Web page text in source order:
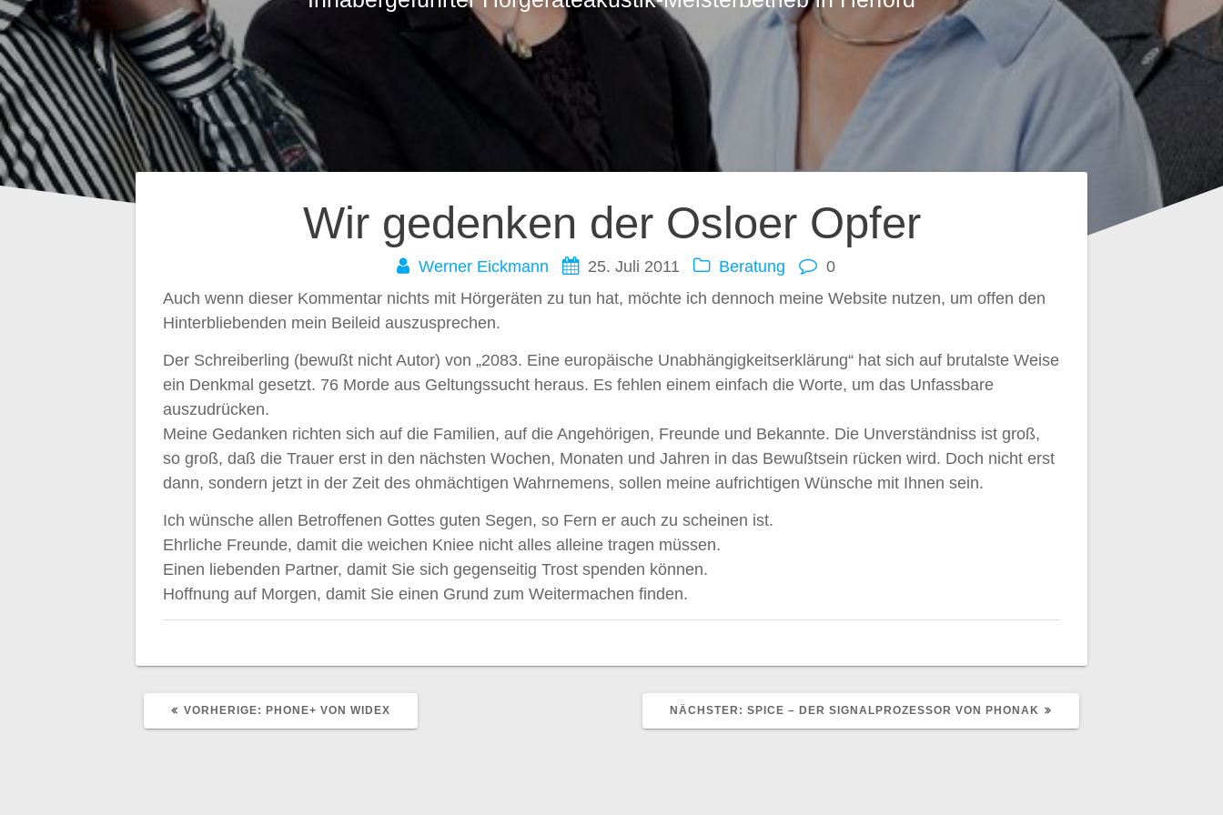
Wir gedenken der Osloer Opfer
Werner Eickmann 25. Juli 2011 Beratung
0
Auch wenn dieser Kommentar nichts mit Hörgeräten zu tun hat, möchte ich dennoch meine Website nutzen, um offen den
Hinterbliebenden mein Beileid auszusprechen.
Der Schreiberling (bewußt nicht Autor) von „2083. Eine europäische Unabhängigkeitserklärung“ hat sich auf brutalste Weise
ein Denkmal gesetzt. 76 Morde aus Geltungssucht heraus. Es fehlen einem einfach die Worte, um das Unfassbare
auszudrücken.
Meine Gedanken richten sich auf die Familien, auf die Angehörigen, Freunde und Bekannte. Die Unverständniss ist groß,
so groß, daß die Trauer erst in den nächsten Wochen, Monaten und Jahren in das Bewußtsein rücken wird. Doch nicht erst
dann, sondern jetzt in der Zeit des ohmächtigen Wahrnemens, sollen meine aufrichtigen Wünsche mit Ihnen sein.
Ich wünsche allen Betroffenen Gottes guten Segen, so Fern er auch zu scheinen ist.
Ehrliche Freunde, damit die weichen Kniee nicht alles alleine tragen müssen.
Einen liebenden Partner, damit Sie sich gegenseitig Trost spenden können.
Hoffnung auf Morgen, damit Sie einen Grund zum Weitermachen finden.
Beitragsnavigation
VORHERIGE: VORHERIGER
PHONE+ VON WIDEX NÄCHSTER: NÄCHSTER
SPICE – DER SIGNALPROZESSOR VON PHONAK